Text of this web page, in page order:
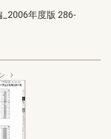
年度版 286-